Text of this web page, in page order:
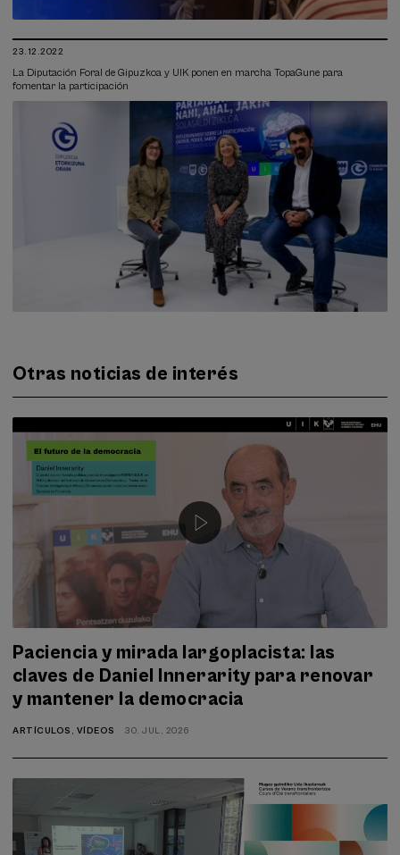
23.12.2022
La Diputación Foral de Gipuzkoa y UIK ponen en marcha TopaGune para
fomentar la participación
Otras noticias de interés
Paciencia y mirada largoplacista: las
claves de Daniel Innerarity para renovar
y mantener la democracia
ARTÍCULOS , VÍDEOS 30. JUL, 2026